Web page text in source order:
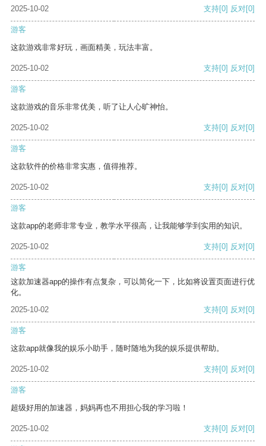
2025-10-02 支持[0] 反对[0]
游客
这款游戏非常好玩，画面精美，玩法丰富。
2025-10-02 支持[0] 反对[0]
游客
这款游戏的音乐非常优美，听了让人心旷神怡。
2025-10-02 支持[0] 反对[0]
游客
这款软件的价格非常实惠，值得推荐。
2025-10-02 支持[0] 反对[0]
游客
这款app的老师非常专业，教学水平很高，让我能够学到实用的知识。
2025-10-02 支持[0] 反对[0]
游客
这款加速器app的操作有点复杂，可以简化一下，比如将设置页面进行优
化。
2025-10-02
支持[0] 反对[0]
游客
这款app就像我的娱乐小助手，随时随地为我的娱乐提供帮助。
2025-10-02 支持[0] 反对[0]
游客
超级好用的加速器，妈妈再也不用担心我的学习啦！
2025-10-02 支持[0] 反对[0]